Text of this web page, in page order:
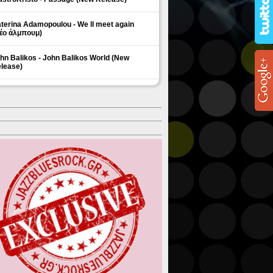
Adamopoulou - We ll meet again
άλμπουμ)
Balikos - John Balikos World (New